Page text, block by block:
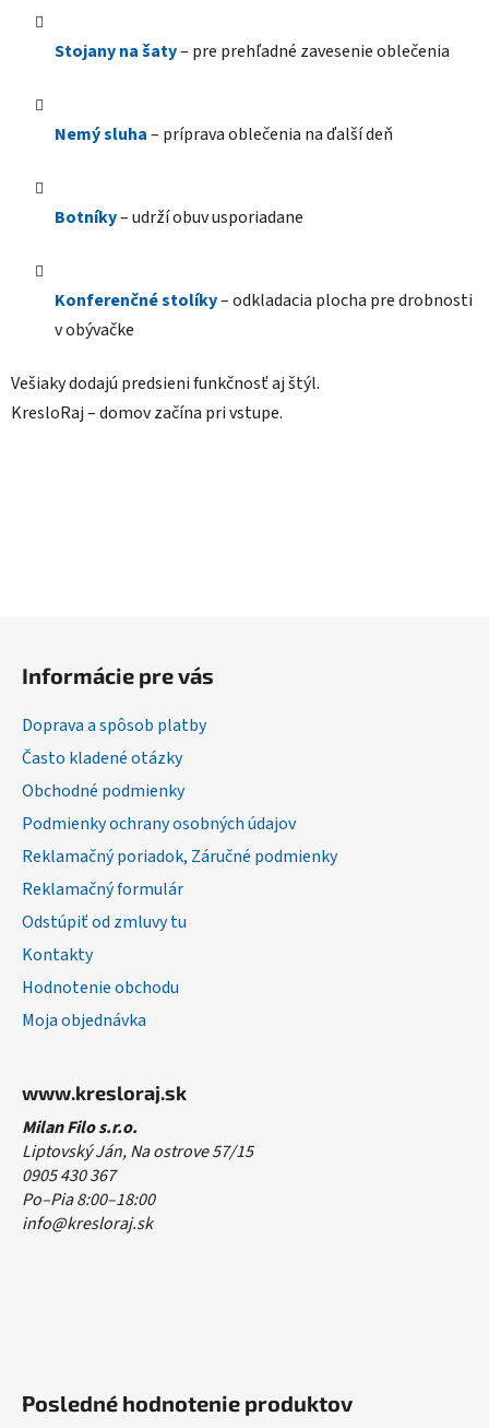
p
Stojany na šaty– pre prehľadné zavesenie oblečenia
Nemý sluha– príprava oblečenia na ďalší deň
Botníky– udrží obuv usporiadane
Konferenčné stolíky– odkladacia plocha pre drobnosti
v obývačke
Vešiaky dodajú predsieni funkčnosť aj štýl.
KresloRaj – domov začína pri vstupe.
Informácie pre vás
Doprava a spôsob platby
Často kladené otázky
Obchodné podmienky
Podmienky ochrany osobných údajov
Reklamačný poriadok, Záručné podmienky
Reklamačný formulár
Odstúpiť od zmluvy tu
Kontakty
Hodnotenie obchodu
Moja objednávka
www.kresloraj.sk
Milan Filo s.r.o.
Liptovský Ján, Na ostrove 57/15
0905 430 367
Po–Pia 8:00–18:00
info@kresloraj.sk
Posledné hodnotenie produktov